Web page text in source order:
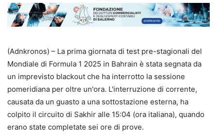
(Adnkronos) – La prima giornata di test pre-stagionali del
Mondiale di Formula 1 2025 in Bahrain è stata segnata da
un imprevisto blackout che ha interrotto la sessione
pomeridiana per oltre un'ora. L'interruzione di corrente,
causata da un guasto a una sottostazione esterna, ha
colpito il circuito di Sakhir alle 15:04 (ora italiana), quando
erano state completate sei ore di prove.